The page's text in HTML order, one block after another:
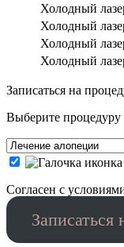
Холодный
Холодный
Холодный
Холодный
Записаться на
Выберите процедуру
Cогласен с